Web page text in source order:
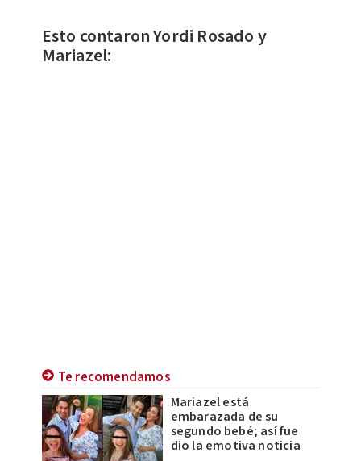
Esto contaron Yordi Rosado y
Mariazel:
Te recomendamos
Mariazel está
embarazada de su
segundo bebé; así fue
dio la emotiva noticia